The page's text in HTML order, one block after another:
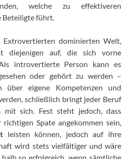
welche zu effektiveren
Beteiligte führt.
dominierten Welt,
diejenigen auf, die sich vorne
introvertierte Person kann es
oder gehört zu werden –
eigene Kompetenzen und
schließlich bringt jeder Beruf
mit sich. Fest steht jedoch, dass
Spate angekommen sein,
leisten können, jedoch auf ihre
wird stets vielfältiger und wäre
so erfolgreich, wenn sämtliche